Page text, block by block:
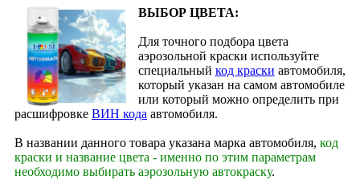
ВЫБОР ЦВЕТА:
Для точного подбора цвета
аэрозольной краски используйте
специальный код краски автомобиля,
который указан на самом автомобиле
или который можно определить при
расшифровке ВИН кода автомобиля.
В названии данного товара указана марка автомобиля, код
краски и название цвета - именно по этим параметрам
необходимо выбирать аэрозольную автокраску.